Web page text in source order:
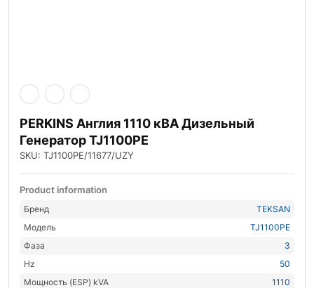
PERKINS Англия 1110 кВА Дизельный
Генератор TJ1100PE
SKU: TJ1100PE/11677/UZY
Product information
Бренд
TEKSAN
Модель
TJ1100PE
Фаза
3
Hz
50
Мощность (ESP) kVA
1110